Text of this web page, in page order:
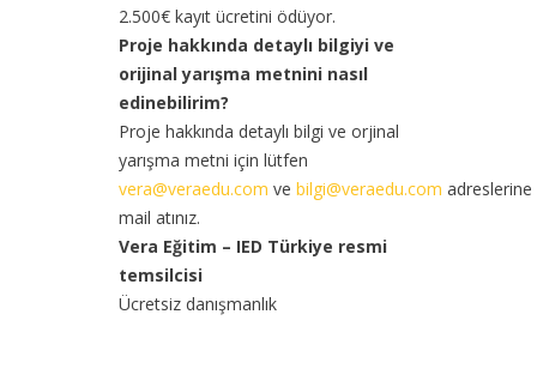
2.500€ kayıt ücretini ödüyor.
Proje hakkında detaylı bilgiyi ve
orijinal yarışma metnini nasıl
edinebilirim?
Proje hakkında detaylı bilgi ve orjinal
yarışma metni için lütfen
vera@veraedu.com ve bilgi@veraedu.com adreslerine
mail atınız.
Vera Eğitim – IED Türkiye resmi
temsilcisi
Ücretsiz danışmanlık